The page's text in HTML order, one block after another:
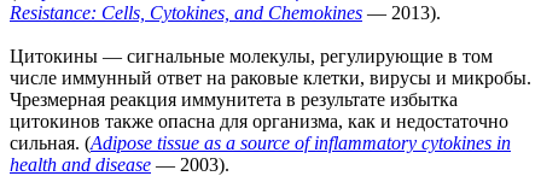
Resistance: Cells, Cytokines, and Chemokines — 2013).
Цитокины — сигнальные молекулы, регулирующие в том
числе иммунный ответ на раковые клетки, вирусы и микробы.
Чрезмерная реакция иммунитета в результате избытка
цитокинов также опасна для организма, как и недостаточно
сильная. (Adipose tissue as a source of inflammatory cytokines in
health and disease — 2003).